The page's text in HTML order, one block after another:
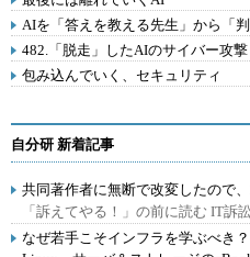
AIを「答えを教える先生」から「
482.「脱走」したAIのサイバー攻撃
包み込んでいく、セキュリティ
自分研 新着記事
共同著作者に無断で改変したので
「訴えてやる！」の前に読む IT訴
なぜ若手こそインフラを学ぶべき